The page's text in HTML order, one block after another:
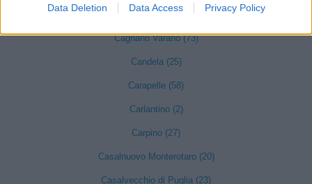
Data Deletion Data Access Privacy Policy
Bovino (45)
Cagnano Varano (73)
Candela (25)
Carapelle (58)
Carlantino (2)
Carpino (27)
Casalnuovo Monterotaro (20)
Casalvecchio di Puglia (23)